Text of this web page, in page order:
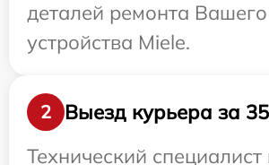
деталей ремонта Вашего
устройства Miele.
2
Выезд курьера за
Технический специалист